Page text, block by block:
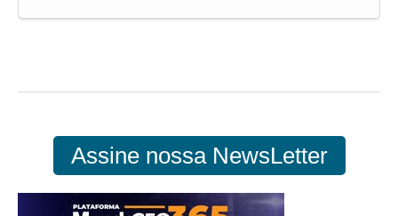
Assine nossa NewsLetter